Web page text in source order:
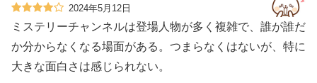
2024年5月12日
ミステリーチャンネルは登場人物が多く複雑で、誰が誰だ
か分からなくなる場面がある。つまらなくはないが、特に
大きな面白さは感じられない。